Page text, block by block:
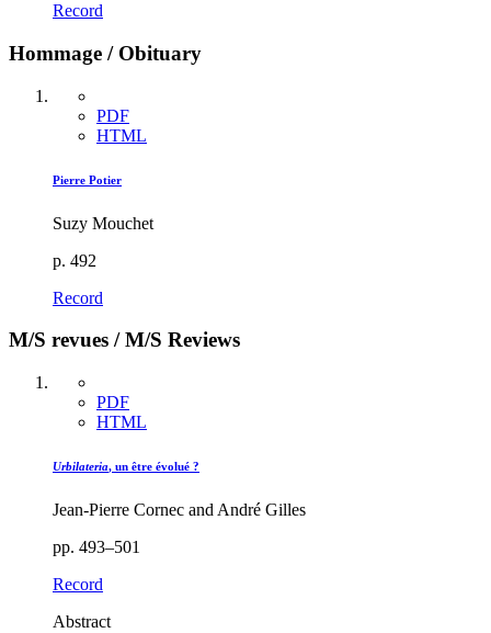
Record
Hommage / Obituary
PDF
HTML
Pierre Potier
Suzy Mouchet
p. 492
Record
M/S revues / M/S Reviews
PDF
HTML
Urbilateria, un être évolué ?
Jean-Pierre Cornec and André Gilles
pp. 493–501
Record
Abstract